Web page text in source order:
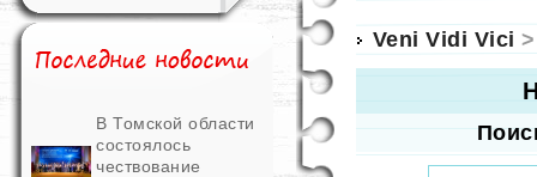
В Томской области
состоялось
чествование
Veni Vidi Vici